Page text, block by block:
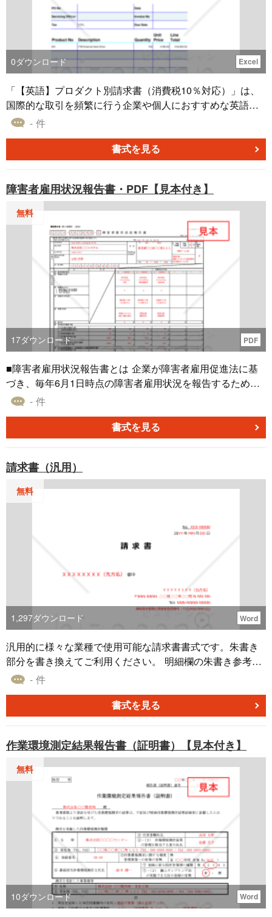
0ダウンロード Excel
「【英語】プロダクト別請求書（消費税10％対応）」は、
国際的な取引を頻繁に行う企業や個人におすすめな英語版
の請求書テンプレートです。製品などのプロダクト別に入
コミュニケーションを実現するための一助として、ぜひご
活用ください。消費税10%に対応しています。
- 件
書式を見る
障害者雇用状況報告書・PDF【見本付き】
無料
17ダウンロード PDF
■障害者雇用状況報告書とは 企業が障害者雇用促進法に基
づき、毎年6月1日時点の障害者雇用状況を報告するための
書類です。一定数以上（※2024年4月現在は40人以上）の常
り、国が法定雇用率の達成状況を把握し、施策検討や指導
を行うために活用されます。 ■利用するシーン ・毎年6月1
所（ハローワーク）に報告する際に使用します。 ・障害者
雇用に関する社内評価や、外部からの監査・調査に対応す
るための資料として活用されます。 ・障害者雇用計画を策
基づき、企業の障害者雇用の実態を国に報告するために使
に対する達成度を評価することを目的としています。 ・障
害者雇用の実績を評価してもらい、必要な支援を受けるた
めの基礎資料として活用します。 ■利用するメリット ・自
社の障害者雇用状況を客観的に把握し、改善点を見つける
ことができます。 ・企業の社会的責任を果たすことで、社
会的な信頼を得ることができます。 ・障害者雇用に関する
助成金の申請や、支援制度の利用が可能になります。 こち
らはPDFで作成された「障害者雇用状況報告書」のテンプ
レートです。無料でダウンロードできるので、自社の障害
者の雇用状況の把握や報告にご活用ください。 なお、厚生
労働省のホームページでも無料で入手できます。 ※出典：
見本は、利用者の利便性向上を目的としてbizoceanが作成
した参考例です
- 件
書式を見る
請求書（汎用）
無料
1,297ダウンロード Word
汎用的に様々な業種で使用可能な請求書書式です。朱書き
部分を書き換えてご利用ください。 明細欄の朱書き参考例
は、個人事業主として活動されるシステムエンジニア等の
実態に合った明細に書き換えれば、他のいろいろなケース
で使用可能です。明細欄に「別紙」と書いて、詳細な明細
「今月中に」と書かれている部分も参考例なので、実際の
取り決め等に従って、「10日間以内に」「今月25日まで
に」等と必要に応じて書き換えてください。 インボイス制
度に対応しており、適格請求書としての要件を備えており
ますが、適格請求書発行事業者でない方は、「適格請求書
発行事業者登録番号」の表示を削除してください。 参考例
は消費税の軽減税率適用分はない想定ですが、有りの場合
は軽減税率適用分に関わる記述を追加して、「軽減税率
（8%）適用分はありません。」の言葉を消してください。
- 件
書式を見る
作業環境測定結果報告書（証明書）【見本付き】
無料
10ダウンロード Word